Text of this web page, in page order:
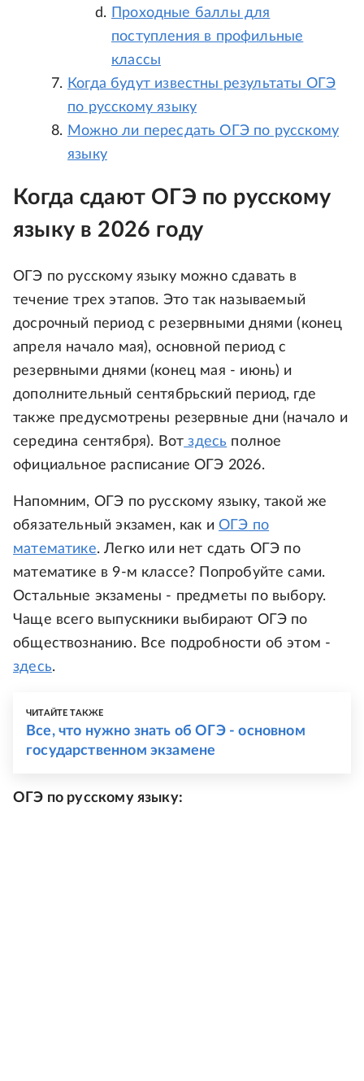
Проходные баллы для
поступления в профильные
классы
Когда будут известны результаты ОГЭ
по русскому языку
Можно ли пересдать ОГЭ по русскому
языку
Когда сдают ОГЭ по русскому
языку в 2026 году
ОГЭ по русскому языку можно сдавать в
течение трех этапов. Это так называемый
досрочный период с резервными днями (конец
апреля начало мая), основной период с
резервными днями (конец мая - июнь) и
дополнительный сентябрьский период, где
также предусмотрены резервные дни (начало и
середина сентября). Вот здесь полное
официальное расписание ОГЭ 2026.
Напомним, ОГЭ по русскому языку, такой же
обязательный экзамен, как иОГЭ по
математике. Легко или нет сдать ОГЭ по
математике в 9-м классе? Попробуйте сами.
Остальные экзамены - предметы по выбору.
Чаще всего выпускники выбирают ОГЭ по
обществознанию. Все подробности об этом -
здесь.
ЧИТАЙТЕ ТАКЖЕ
Все, что нужно знать об ОГЭ - основном
государственном экзамене
ОГЭ по русскому языку: